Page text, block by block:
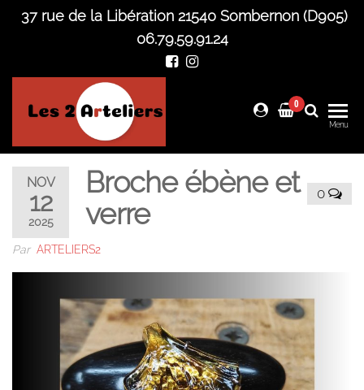
Skip
content
37 rue de la Libération 21540 Sombernon (D905)
06.79.59.91.24
Arteliers
0
Menu
NOV
12
2025
0
Broche ébène et
verre
Par ARTELIERS2